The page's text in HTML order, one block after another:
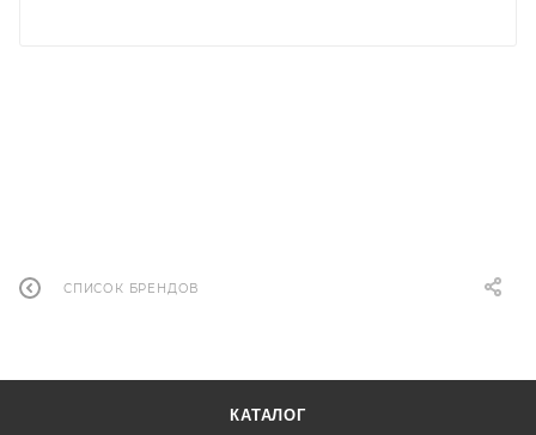
СПИСОК БРЕНДОВ
КАТАЛОГ